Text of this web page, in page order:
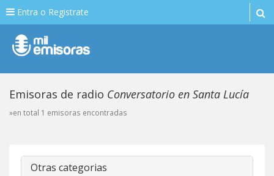
Entra o Registrate
Emisoras de radio Conversatorio en Santa Lucía
»en total 1 emisoras encontradas
Otras categorias